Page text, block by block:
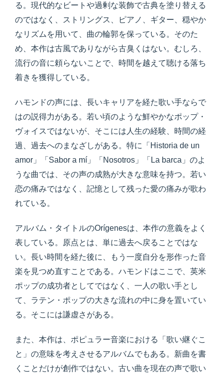
る。現代的なビートや過剰な装飾で古典を塗り替える
のではなく、ストリングス、ピアノ、ギター、穏やか
なリズムを用いて、曲の輪郭を保っている。そのた
め、本作は古風でありながら古臭くはない。むしろ、
流行の音に頼らないことで、時間を越えて聴ける落ち
着きを獲得している。
ハモンドの声には、長いキャリアを経た歌い手ならで
はの説得力がある。若い頃のような鮮やかなポップ・
ヴォイスではないが、そこには人生の経験、時間の経
過、過去へのまなざしがある。特に「Historia de un
amor」「Sabor a mí」「Nosotros」「La barca」のよ
うな曲では、その声の成熟が大きな意味を持つ。若い
恋の痛みではなく、記憶として残った愛の痛みが歌わ
れている。
アルバム・タイトルのOrígenesは、本作の意義をよく
表している。原点とは、単に過去へ戻ることではな
い。長い時間を経た後に、もう一度自分を形作った音
楽を見つめ直すことである。ハモンドはここで、英米
ポップの成功者としてではなく、一人の歌い手とし
て、ラテン・ポップの大きな流れの中に身を置いてい
る。そこには謙虚さがある。
また、本作は、ポピュラー音楽における「歌い継ぐこ
と」の意味を考えさせるアルバムでもある。新曲を書
くことだけが創作ではない。古い曲を現在の声で歌い